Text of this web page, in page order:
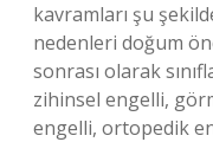
kavramları şu
nedenleri doğum
sonrası olarak
zihinsel engelli,
engelli, ortopedik